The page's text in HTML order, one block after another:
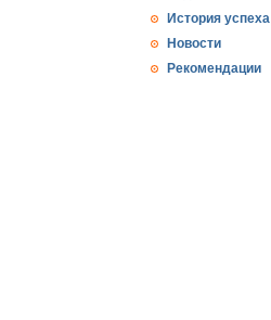
История успеха
Новости
Рекомендации